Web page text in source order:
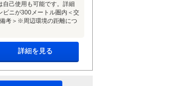
己使用も可能です。詳細
ビニが300メートル圏内＜交
考＞※周辺環境の距離につ
詳細を見る